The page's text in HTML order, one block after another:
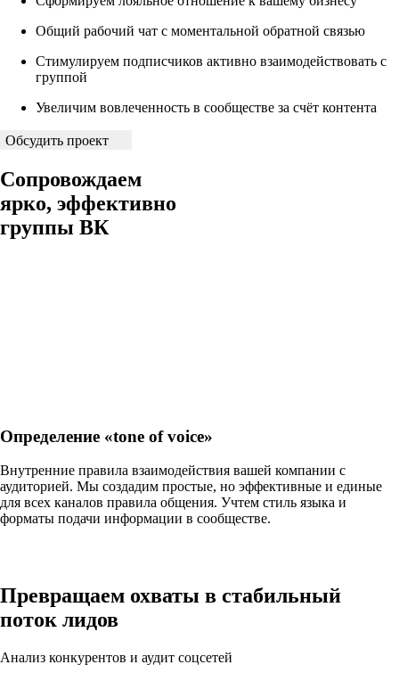
Общий рабочий чат с моментальной обратной связью
Стимулируем подписчиков активно взаимодействовать с
группой
Увеличим вовлеченность в сообществе за счёт контента
Обсудить проект
Сопровождаем
ярко, эффективно
группы ВК
Определение «tone of voice»
Внутренние правила взаимодействия вашей компании с
аудиторией. Мы создадим простые, но эффективные и единые
для всех каналов правила общения. Учтем стиль языка и
форматы подачи информации в сообществе.
Превращаем охваты в стабильный
поток лидов
Анализ конкурентов и аудит соцсетей